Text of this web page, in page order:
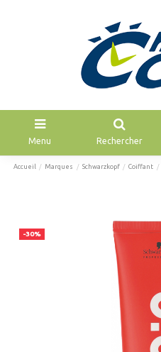
Menu Rechercher
Accueil Marques Schwarzkopf Coiffant
-30%